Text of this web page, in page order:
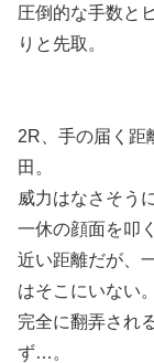
圧倒的な手数と
りと先取。
2R、手の届く距
田。
威力はなさそう
一休の顔面を叩く
近い距離だが、
はそこにいない。
完全に翻弄され
ず…。